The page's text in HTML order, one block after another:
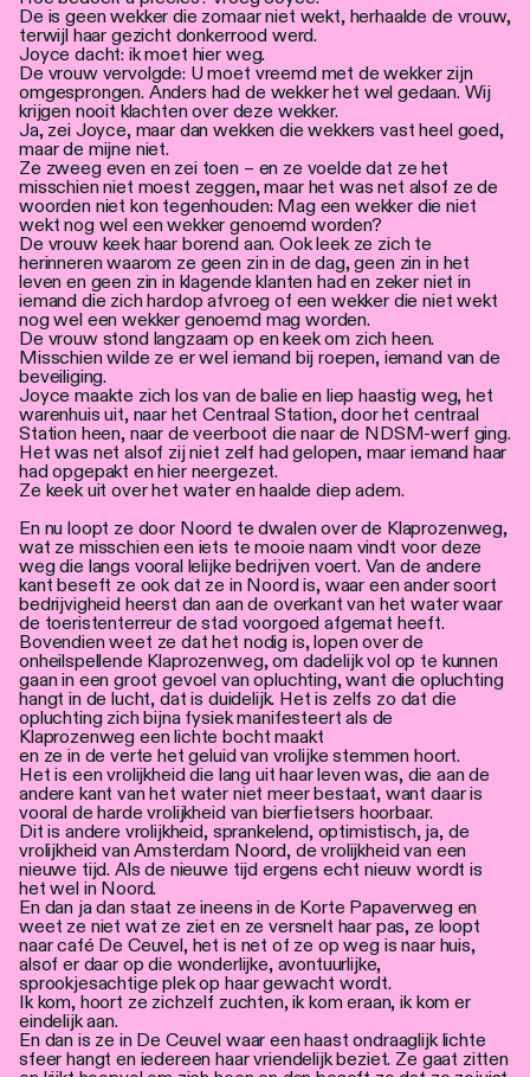
De is geen wekker die zomaar niet wekt, herhaalde de vrouw,
terwijl haar gezicht donkerrood werd.
Joyce dacht: ik moet hier weg.
De vrouw vervolgde: U moet vreemd met de wekker zijn
omgesprongen. Anders had de wekker het wel gedaan. Wij
krijgen nooit klachten over deze wekker.
Ja, zei Joyce, maar dan wekken die wekkers vast heel goed,
maar de mijne niet.
Ze zweeg even en zei toen – en ze voelde dat ze het
misschien niet moest zeggen, maar het was net alsof ze de
woorden niet kon tegenhouden: Mag een wekker die niet
wekt nog wel een wekker genoemd worden?
De vrouw keek haar borend aan. Ook leek ze zich te
herinneren waarom ze geen zin in de dag, geen zin in het
leven en geen zin in klagende klanten had en zeker niet in
iemand die zich hardop afvroeg of een wekker die niet wekt
nog wel een wekker genoemd mag worden.
De vrouw stond langzaam op en keek om zich heen.
Misschien wilde ze er wel iemand bij roepen, iemand van de
beveiliging.
Joyce maakte zich los van de balie en liep haastig weg, het
warenhuis uit, naar het Centraal Station, door het centraal
Station heen, naar de veerboot die naar de NDSM-werf ging.
Het was net alsof zij niet zelf had gelopen, maar iemand haar
had opgepakt en hier neergezet.
Ze keek uit over het water en haalde diep adem.
En nu loopt ze door Noord te dwalen over de Klaprozenweg,
wat ze misschien een iets te mooie naam vindt voor deze
weg die langs vooral lelijke bedrijven voert. Van de andere
kant beseft ze ook dat ze in Noord is, waar een ander soort
bedrijvigheid heerst dan aan de overkant van het water waar
de toeristenterreur de stad voorgoed afgemat heeft.
Bovendien weet ze dat het nodig is, lopen over de
onheilspellende Klaprozenweg, om dadelijk vol op te kunnen
gaan in een groot gevoel van opluchting, want die opluchting
hangt in de lucht, dat is duidelijk. Het is zelfs zo dat die
opluchting zich bijna fysiek manifesteert als de
Klaprozenweg een lichte bocht maakt
en ze in de verte het geluid van vrolijke stemmen hoort.
Het is een vrolijkheid die lang uit haar leven was, die aan de
andere kant van het water niet meer bestaat, want daar is
vooral de harde vrolijkheid van bierfietsers hoorbaar.
Dit is andere vrolijkheid, sprankelend, optimistisch, ja, de
vrolijkheid van Amsterdam Noord, de vrolijkheid van een
nieuwe tijd. Als de nieuwe tijd ergens echt nieuw wordt is
het wel in Noord.
En dan ja dan staat ze ineens in de Korte Papaverweg en
weet ze niet wat ze ziet en ze versnelt haar pas, ze loopt
naar café De Ceuvel, het is net of ze op weg is naar huis,
alsof er daar op die wonderlijke, avontuurlijke,
sprookjesachtige plek op haar gewacht wordt.
Ik kom, hoort ze zichzelf zuchten, ik kom eraan, ik kom er
eindelijk aan.
En dan is ze in De Ceuvel waar een haast ondraaglijk lichte
sfeer hangt en iedereen haar vriendelijk beziet. Ze gaat zitten